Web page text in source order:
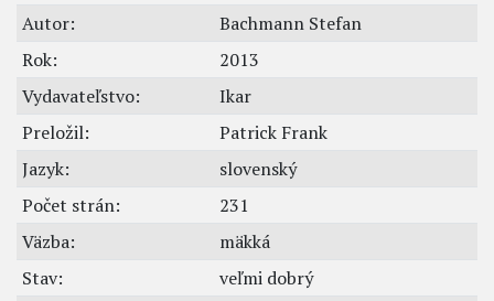
Autor:
Bachmann Stefan
Rok:
2013
Vydavateľstvo:
Ikar
Preložil:
Patrick Frank
Jazyk:
slovenský
Počet strán:
231
Väzba:
mäkká
Stav:
veľmi dobrý